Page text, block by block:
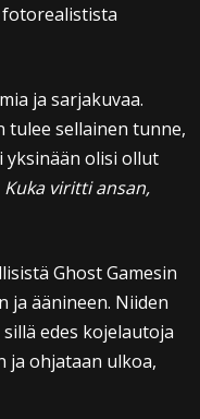
ja sarjakuvaa.
tulee sellainen tunne,
yksinään olisi ollut
Kuka viritti ansan,
Ghost Gamesin
ja äänineen. Niiden
edes kojelautoja
ja ohjataan ulkoa,